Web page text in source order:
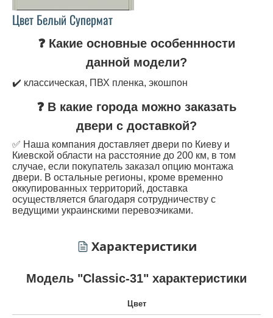
Цвет Белый Супермат
❓ Какие основные особеннности
данной модели?
✔️ классическая, ПВХ пленка, экошпон
❓ В какие города можно заказать
двери с доставкой?
✅ Наша компания доставляет двери по Киеву и
Киевской области на расстояние до 200 км, в том
случае, если покупатель заказал опцию монтажа
двери. В остальные регионы, кроме временно
оккупированных территорий, доставка
осуществляется благодаря сотрудничеству с
ведущими украинскими перевозчиками.
Характеристики
Модель "Classic-31" характеристики
Цвет